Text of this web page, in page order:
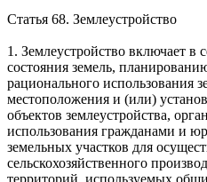
Статья 68. Землеустройство
1. Землеустройство включает в
состояния земель,
рационального использования
местоположения и (или)
объектов землеустройства,
использования гражданами и
земельных участков для
сельскохозяйственного
территорий, используемых